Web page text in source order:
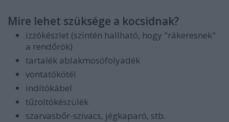
Mire lehet szüksége a kocsidnak?
izzókészlet (szintén hallható, hogy "rákeresnek"
a rendőrök)
tartalék ablakmosófolyadék
vontatókötél
indítókábel
tűzoltókészülék
szarvasbőr-szivacs, jégkaparó, stb.